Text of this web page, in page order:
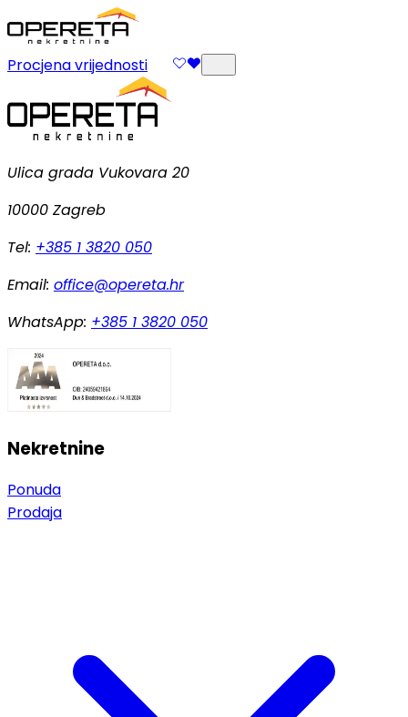
Procjena vrijednosti
Ulica grada Vukovara 20
10000 Zagreb
Tel: +385 1 3820 050
Email: office@opereta.hr
WhatsApp: +385 1 3820 050
Nekretnine
Ponuda
Prodaja